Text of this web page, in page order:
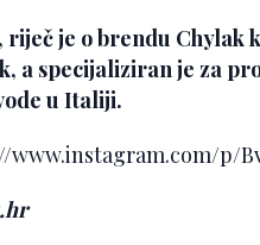
riječ je o brendu Chylak
a specijaliziran je za
u Italiji.
www.instagram.com/p/